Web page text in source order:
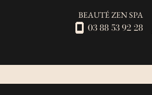
BEAUTÉ ZEN SPA
03 88 53 92 28